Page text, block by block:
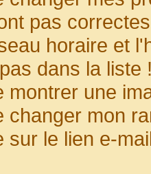
pas
horaire et
dans la liste
montrer une
changer mon
sur le lien e-